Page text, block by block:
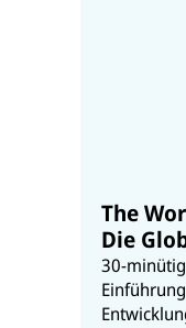
The
Die
30-